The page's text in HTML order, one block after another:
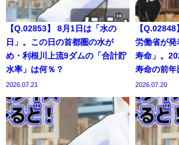
【Q.02853】 8月1日は「水の
日」。この日の首都圏の水が
め・利根川上流9ダムの「合計貯
水率」は何％？
2026.07.21
【
労働省が発
寿命」。
寿命の前年
2026.07.20